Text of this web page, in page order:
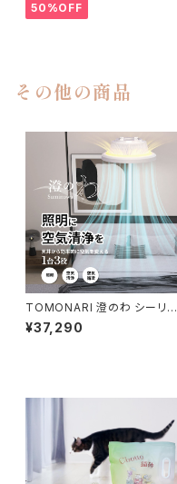
50%OFF
その他の商品
TOMONARI 澄のわ シーリン
グファンライト 空気清浄付き
D HEPA H13 4200lm 調光調
¥37,290